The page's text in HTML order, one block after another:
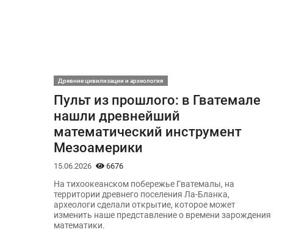
Древние цивилизации и археология
Пульт из прошлого: в Гватемале
нашли древнейший
математический инструмент
Мезоамерики
15.06.2026 6676
На тихоокеанском побережье Гватемалы, на
территории древнего поселения Ла-Бланка,
археологи сделали открытие, которое может
изменить наше представление о времени зарождения
математики.